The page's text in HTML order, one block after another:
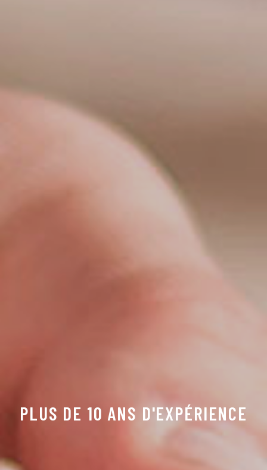
PLUS DE 10 ANS D'EXPÉRIENCE